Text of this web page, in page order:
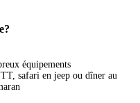
équipements
safari en jeep ou dîner au